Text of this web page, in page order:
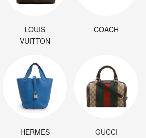
LOUIS
VUITTON
COACH
HERMES GUCCI